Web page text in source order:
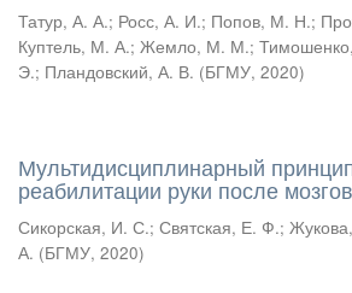
Татур, А. А.; Росс, А. И.; Попов, М. Н.;
Куптель, М. А.; Жемло, М. М.;
Э.; Пландовский, А. В. (БГМУ, 2020)
Мультидисциплинарный
реабилитации руки после
Сикорская, И. С.; Святская, Е. Ф.;
А. (БГМУ, 2020)